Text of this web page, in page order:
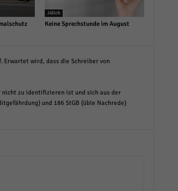
Jülich
Keine Sprechstunde im August
wird, dass die Schreiber von
zu identifizieren ist und sich aus der
und 186 StGB (üble Nachrede)